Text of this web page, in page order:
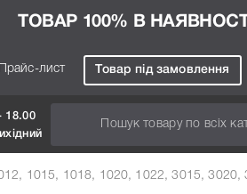
ТОВАР 100% В
Прайс-лист Товар під замовлення
18.00
1015, 1018, 1020, 1022, 3015,